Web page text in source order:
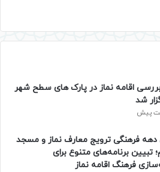
اقامه نماز در پارک های سطح شهر
شد
دهه فرهنگی ترویج معارف نماز و مسجد
تبیین برنامه‌های متنوع برای
فرهنگ اقامه نماز